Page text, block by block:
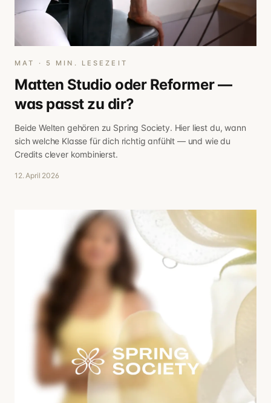
MAT · 5 MIN. LESEZEIT
Matten Studio oder Reformer —
was passt zu dir?
Beide Welten gehören zu Spring Society. Hier liest du, wann
sich welche Klasse für dich richtig anfühlt — und wie du
Credits clever kombinierst.
12. April 2026